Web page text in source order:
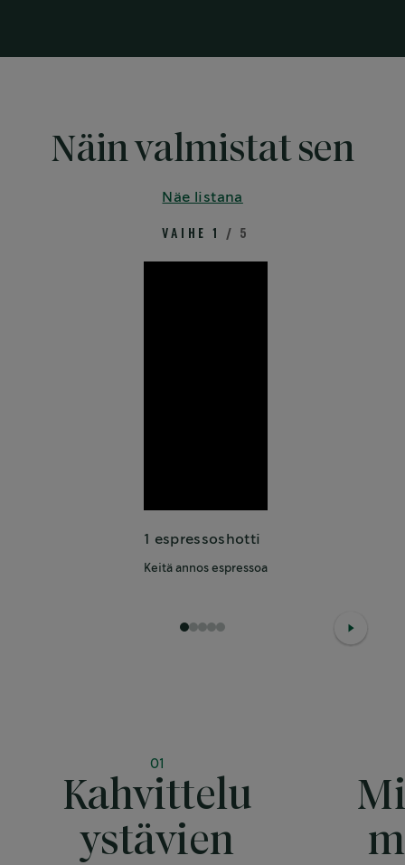
Näin valmistat sen
Näe listana
VAIHE 1 / 5
1 espressoshotti
Keitä annos espressoa
1 234
01
Kahvittelu
ystävien